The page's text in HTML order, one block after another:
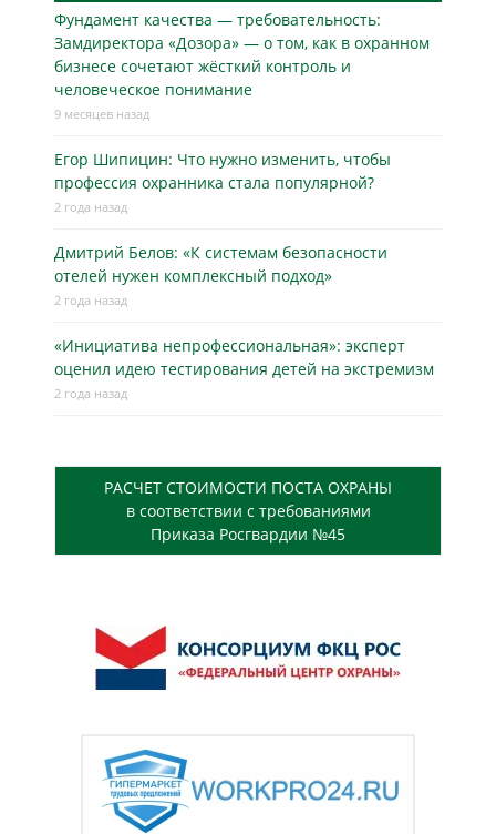
Фундамент качества — требовательность:
Замдиректора «Дозора» — о том, как в охранном
бизнесe сочетают жёсткий контроль и
человеческое понимание
9 месяцев назад
Егор Шипицин: Что нужно изменить, чтобы
профессия охранника стала популярной?
2 года назад
Дмитрий Белов: «К системам безопасности
отелей нужен комплексный подход»
2 года назад
«Инициатива непрофессиональная»: эксперт
оценил идею тестирования детей на экстремизм
2 года назад
РАСЧЕТ СТОИМОСТИ ПОСТА ОХРАНЫ
в соответствии с требованиями
Приказа Росгвардии №45